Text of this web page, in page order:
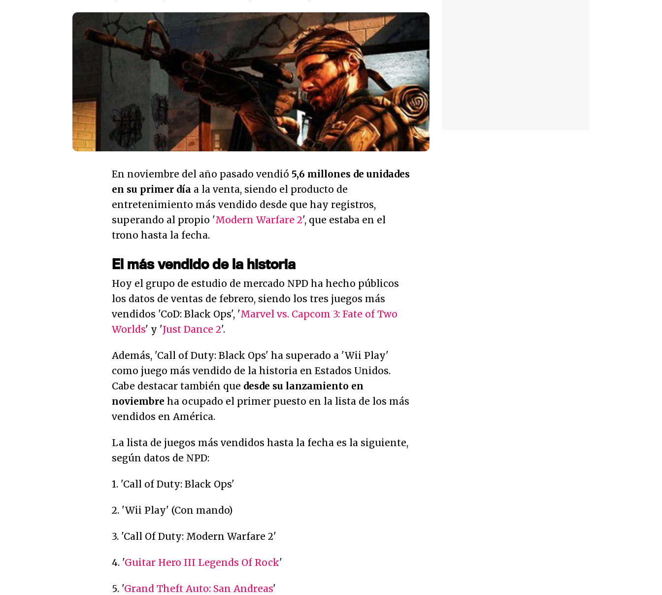
En noviembre del año pasado vendió 5,6 millones de unidades
en su primer día a la venta, siendo el producto de
entretenimiento más vendido desde que hay registros,
superando al propio 'Modern Warfare 2', que estaba en el
trono hasta la fecha.
El más vendido de la historia
Hoy el grupo de estudio de mercado NPD ha hecho públicos
los datos de ventas de febrero, siendo los tres juegos más
vendidos 'CoD: Black Ops', 'Marvel vs. Capcom 3: Fate of Two
Worlds' y 'Just Dance 2'.
Además, 'Call of Duty: Black Ops' ha superado a 'Wii Play'
como juego más vendido de la historia en Estados Unidos.
Cabe destacar también que desde su lanzamiento en
noviembre ha ocupado el primer puesto en la lista de los más
vendidos en América.
La lista de juegos más vendidos hasta la fecha es la siguiente,
según datos de NPD:
1. 'Call of Duty: Black Ops'
2. 'Wii Play' (Con mando)
3. 'Call Of Duty: Modern Warfare 2'
4. 'Guitar Hero III Legends Of Rock'
5. 'Grand Theft Auto: San Andreas'